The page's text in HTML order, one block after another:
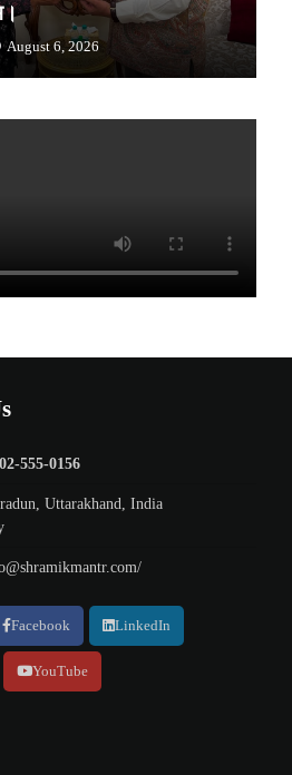
August 6, 2026
555-0156
Uttarakhand, India
Facebook LinkedIn
YouTube